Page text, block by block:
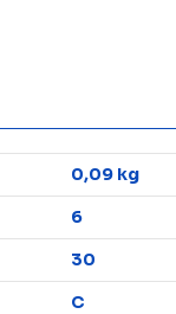
0,09 kg
6
30
C